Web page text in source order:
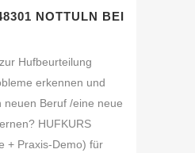
NOTTULN BEI
Hufbeurteilung
erkennen und
neuen Beruf /eine neue
HUFKURS
+ Praxis-Demo) für